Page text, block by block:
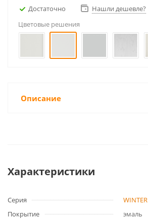
Достаточно
Нашли дешевле?
Цветовые решения
Описание
Характеристики
Серия
WINTER
Покрытие
эмаль